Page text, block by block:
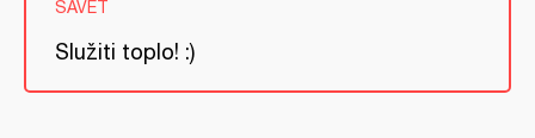
SAVET
Služiti toplo! :)